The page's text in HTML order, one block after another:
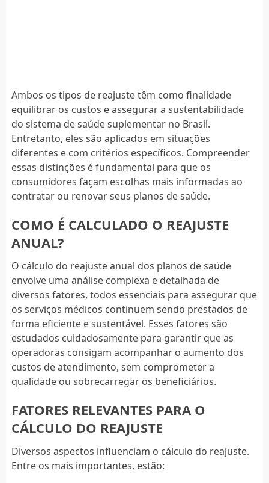
Ambos os tipos de reajuste têm como finalidade
equilibrar os custos e assegurar a sustentabilidade
do sistema de saúde suplementar no Brasil.
Entretanto, eles são aplicados em situações
diferentes e com critérios específicos. Compreender
essas distinções é fundamental para que os
consumidores façam escolhas mais informadas ao
contratar ou renovar seus planos de saúde.
COMO É CALCULADO O REAJUSTE
ANUAL?
O cálculo do reajuste anual dos planos de saúde
envolve uma análise complexa e detalhada de
diversos fatores, todos essenciais para assegurar que
os serviços médicos continuem sendo prestados de
forma eficiente e sustentável. Esses fatores são
estudados cuidadosamente para garantir que as
operadoras consigam acompanhar o aumento dos
custos de atendimento, sem comprometer a
qualidade ou sobrecarregar os beneficiários.
FATORES RELEVANTES PARA O
CÁLCULO DO REAJUSTE
Diversos aspectos influenciam o cálculo do reajuste.
Entre os mais importantes, estão: